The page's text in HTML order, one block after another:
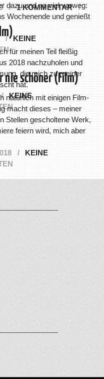
1 KOMMENTAR
dazu und so viel vorweg:
Wochenende und genießt
KEINE
für meinen Teil fleißig
2018 nachzuholen und
die mich zu meiner
hat.
KEINE
nie schöner (Film)
natürlich mit einigen Film-
macht dieses – meiner
Stellen gescholtene Werk,
feiern wird, mich aber
KEINE